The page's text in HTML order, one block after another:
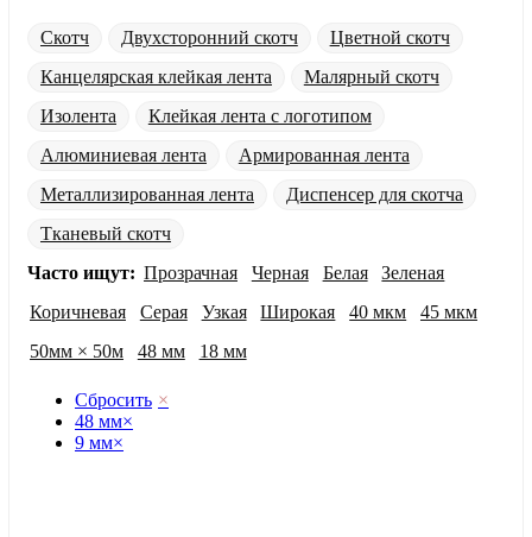
Скотч Двухсторонний скотч
Цветной скотч
Канцелярская клейкая лента
Малярный скотч
Изолента
Клейкая лента с логотипом
Алюминиевая лента
Армированная лента
Металлизированная лента
Диспенсер для скотча
Тканевый скотч
Часто ищут: Прозрачная Черная Белая
Зеленая
Коричневая
Серая Узкая Широкая 40 мкм
45 мкм
50мм × 50м
48 мм 18 мм
Сбросить ×
48 мм×
9 мм×